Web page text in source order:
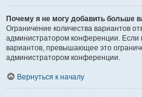
Почему я не могу добавить больше
Ограничение количества вариантов
администратором конференции. Если
вариантов, превышающее это
администратором конференции.
Вернуться к началу